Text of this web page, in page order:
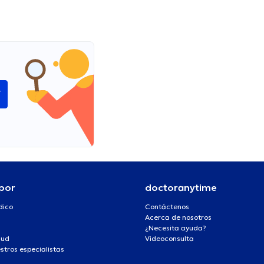
especialistas
doctoranytime
Contáctenos
Acerca de nosotros
¿Necesita ayuda?
Videoconsulta